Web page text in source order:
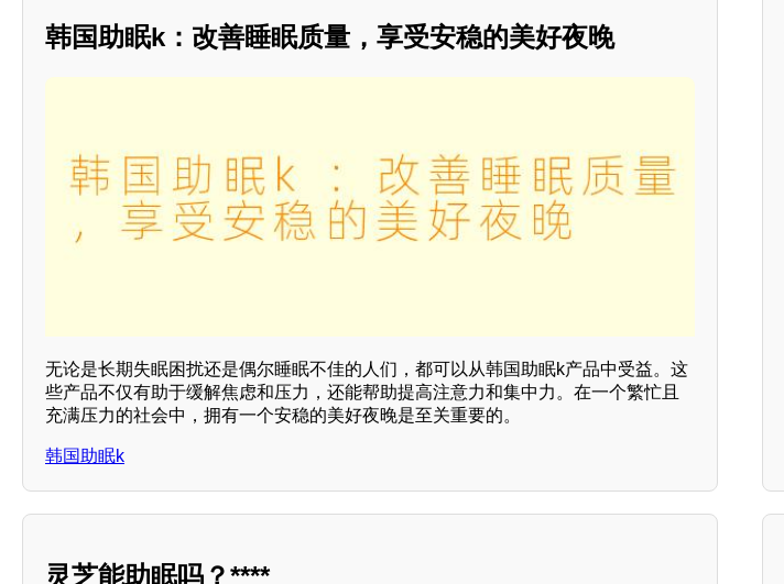
韩国助眠k：改善睡眠质量，享受安稳的美好夜晚
无论是长期失眠困扰还是偶尔睡眠不佳的人们，都可以从韩国助眠k产品中受益。这
些产品不仅有助于缓解焦虑和压力，还能帮助提高注意力和集中力。在一个繁忙且
充满压力的社会中，拥有一个安稳的美好夜晚是至关重要的。
韩国助眠k
灵芝能助眠吗？****